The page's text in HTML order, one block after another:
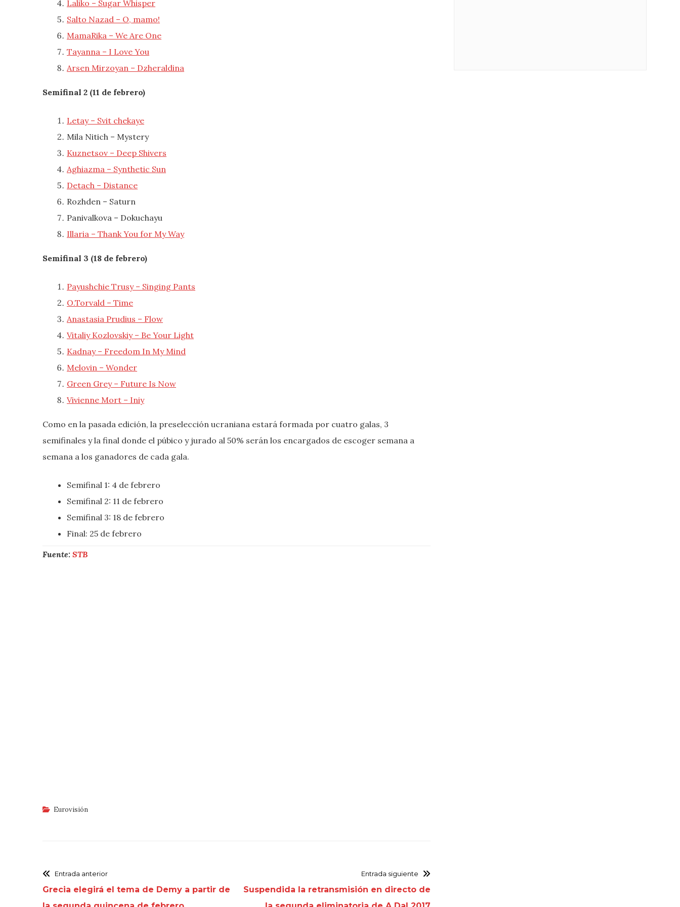
Laliko – Sugar Whisper
Salto Nazad – O, mamo!
MamaRika – We Are One
Tayanna – I Love You
Arsen Mirzoyan – Dzheraldina
Semifinal 2 (11 de febrero)
Letay – Svit chekaye
Mila Nitich – Mystery
Kuznetsov – Deep Shivers
Aghiazma – Synthetic Sun
Detach – Distance
Rozhden – Saturn
Panivalkova – Dokuchayu
Illaria – Thank You for My Way
Semifinal 3 (18 de febrero)
Payushchie Trusy – Singing Pants
O.Torvald – Time
Anastasia Prudius – Flow
Vitaliy Kozlovskiy – Be Your Light
Kadnay – Freedom In My Mind
Melovin – Wonder
Green Grey – Future Is Now
Vivienne Mort – Iniy
Como en la pasada edición, la preselección ucraniana estará formada por cuatro galas, 3
semifinales y la final donde el púbico y jurado al 50% serán los encargados de escoger semana a
semana a los ganadores de cada gala.
Semifinal 1: 4 de febrero
Semifinal 2: 11 de febrero
Semifinal 3: 18 de febrero
Final: 25 de febrero
Fuente: STB
Eurovisión
Entrada anterior
Grecia elegirá el tema de Demy a partir de
Entrada siguiente
Suspendida la retransmisión en directo de